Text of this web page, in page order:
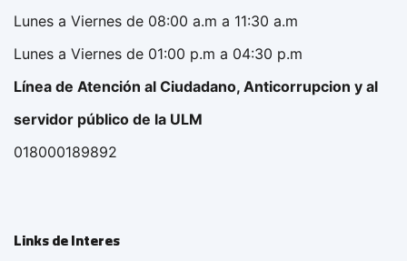
Lunes a Viernes de 08:00 a.m a 11:30 a.m
Lunes a Viernes de 01:00 p.m a 04:30 p.m
Línea de Atención al Ciudadano, Anticorrupcion y al
servidor público de la ULM
018000189892
Links de Interes